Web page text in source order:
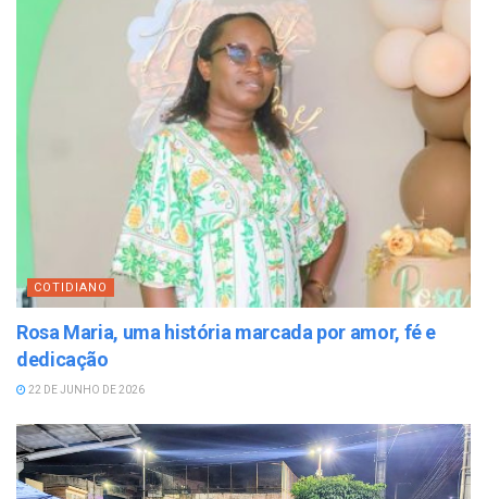
COTIDIANO
Rosa Maria, uma história marcada por amor, fé e
dedicação
22 DE JUNHO DE 2026